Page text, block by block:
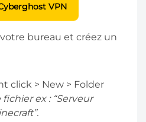
VPN
bureau et créez un
fichier ex : “Serveur